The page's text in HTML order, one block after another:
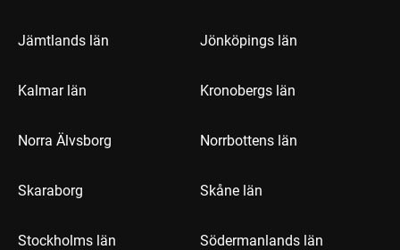
Jämtlands län Jönköpings län
Kalmar län Kronobergs län
Norra Älvsborg Norrbottens län
Skaraborg Skåne län
Stockholms län Södermanlands län